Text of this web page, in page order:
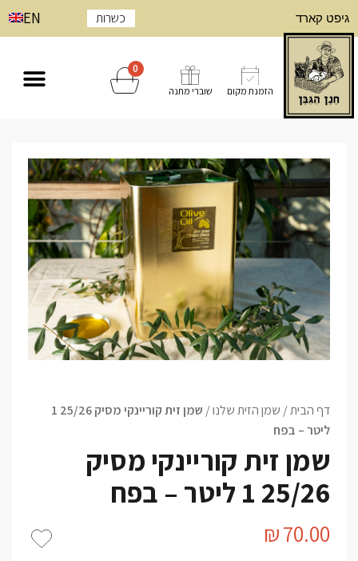
גיפט קארד כשרות EN
הזמנת מקום שוברי מתנה
0
דף הבית/ שמן הזית שלנו/
שמן זית קוריינקי מסיק 25/26 1
ליטר – בפח
שמן זית קוריינקי מסיק
25/26 1 ליטר – בפח
₪70.00